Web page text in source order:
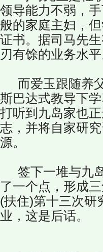
领导能力不弱，
般的家庭主妇，
证书。据司马先
刃有馀的业务水
而爱玉跟随养
斯巴达式教导下
打听到九岛家也
志，并将自家研
源。
签下一堆与九
了一个点，形成
(扶住)第十三次研
业，这是后话。